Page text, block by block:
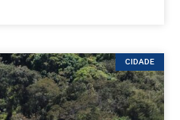
CIDADE